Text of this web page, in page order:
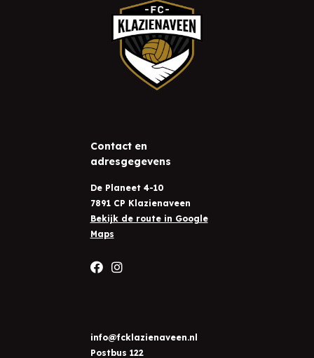
Contact en
adresgegevens
De Planeet 4-10
7891 CP Klazienaveen
Bekijk de route in Google
Maps
info@fcklazienaveen.nl
Postbus 122